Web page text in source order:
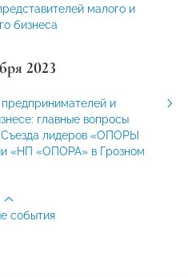
малого и
бизнеса
2023
и
главные вопросы
лидеров «ОПОРЫ
«НП «ОПОРА» в Грозном
события